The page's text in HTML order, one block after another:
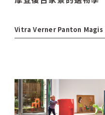
Vitra Verner Panton Magis